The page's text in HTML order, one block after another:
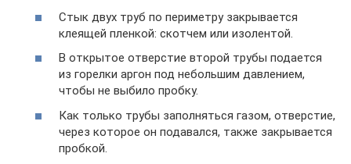
Стык двух труб по периметру закрывается
клеящей пленкой: скотчем или изолентой.
В открытое отверстие второй трубы подается
из горелки аргон под небольшим давлением,
чтобы не выбило пробку.
Как только трубы заполняться газом, отверстие,
через которое он подавался, также закрывается
пробкой.